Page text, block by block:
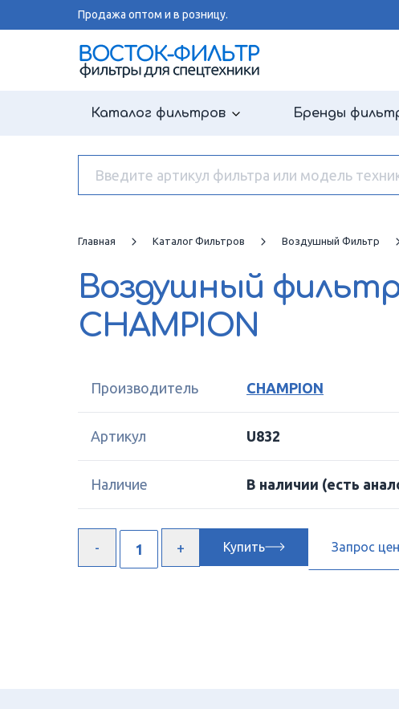
Продажа оптом и в розницу.
Каталог фильтров Бренды
Главная Каталог Фильтров Воздушный Фильтр
Воздушный
CHAMPION
Производитель CHAMPION
Артикул U832
Наличие В наличии (есть
Купить Запрос